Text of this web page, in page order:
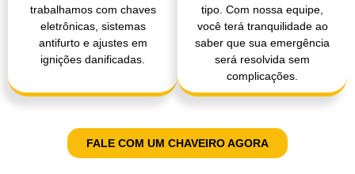
trabalhamos com chaves
eletrônicas, sistemas
antifurto e ajustes em
ignições danificadas.
tipo. Com nossa equipe,
você terá tranquilidade ao
saber que sua emergência
será resolvida sem
complicações.
FALE COM UM CHAVEIRO AGORA